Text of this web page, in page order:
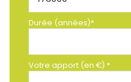
Durée (années)*
Votre apport (en €) *